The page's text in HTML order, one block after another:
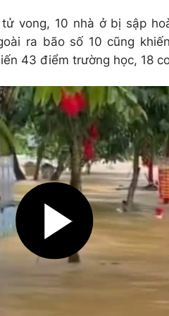
vong, 10 nhà ở bị sập
ra bão số 10 cũng
43 điểm trường học, 18